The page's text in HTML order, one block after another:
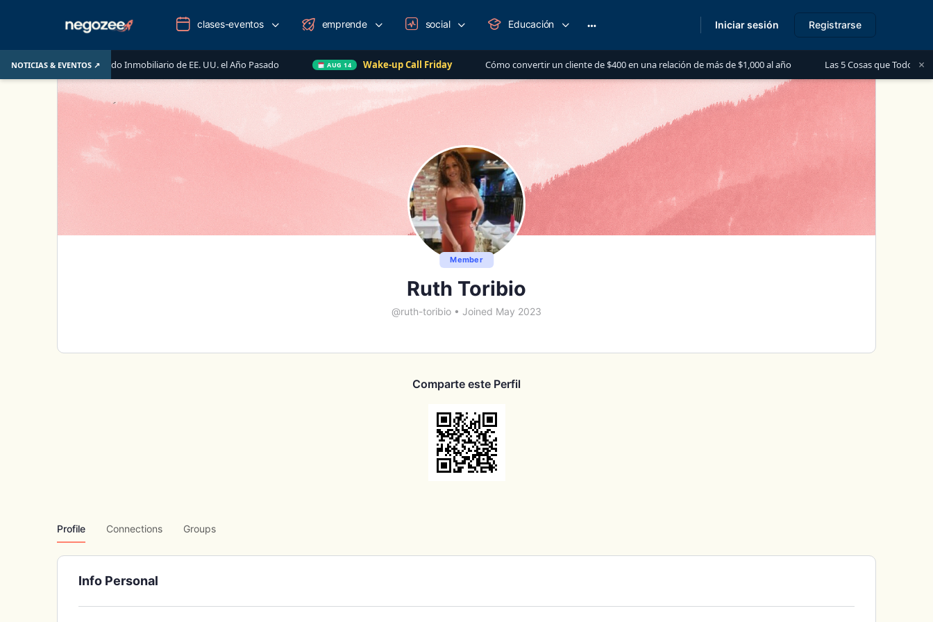
NOTICIAS & EVENTOS ↗
el Mercado Inmobiliario de EE. UU. el Año Pasado AUG 14 Wake-up Call Friday Cómo convertir un cliente de $400 en una relación de más de $1,000 al año Las 5 Cosas que Todo Contador×
clases-eventos emprende social Educación
options
Iniciar sesión Registrarse
Member
Ruth Toribio
@ruth-toribio • Joined May 2023
Comparte este Perfil
Profile Connections Groups
Info Personal